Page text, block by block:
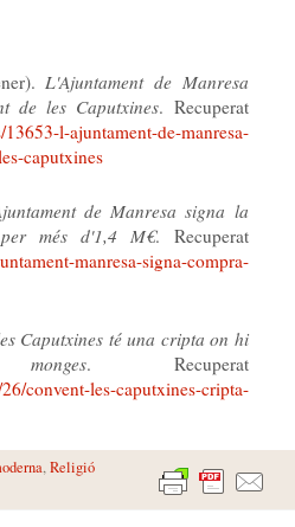
L'Ajuntament de Manresa
de les Caputxines. Recuperat
l-ajuntament-de-manresa-
caputxines
de Manresa signa la
més d'1,4 M€. Recuperat
manresa-signa-compra-
Caputxines té una cripta on hi
. Recuperat
convent-les-caputxines-cripta-
,Religió